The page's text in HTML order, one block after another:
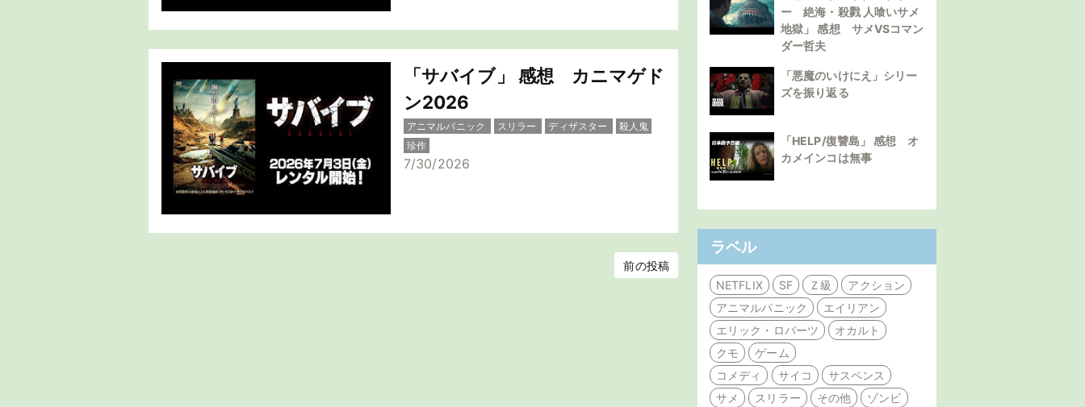
「サバイブ」 感想 カニマゲド
ン2026
アニマルパニック スリラー ディザスター
殺人鬼
珍作
7/30/2026
前の投稿
ー 絶海・殺戮 人喰いサメ
地獄」 感想 サメVSコマン
ダー哲夫
「悪魔のいけにえ」シリー
ズを振り返る
「HELP/復讐島」 感想 オ
カメインコは無事
ラベル
NETFLIX SF Ｚ級
アクション
アニマルパニック
エイリアン
エリック・ロバーツ
オカルト
クモ
ゲーム
コメディ
サイコ
サスペンス
サメ
スリラー その他
ゾンビ